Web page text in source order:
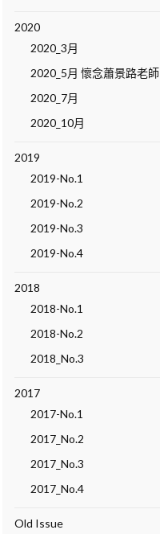
2020
2020_3月
2020_5月 懷念蕭景路老師
2020_7月
2020_10月
2019
2019-No.1
2019-No.2
2019-No.3
2019-No.4
2018
2018-No.1
2018-No.2
2018_No.3
2017
2017-No.1
2017_No.2
2017_No.3
2017_No.4
Old Issue